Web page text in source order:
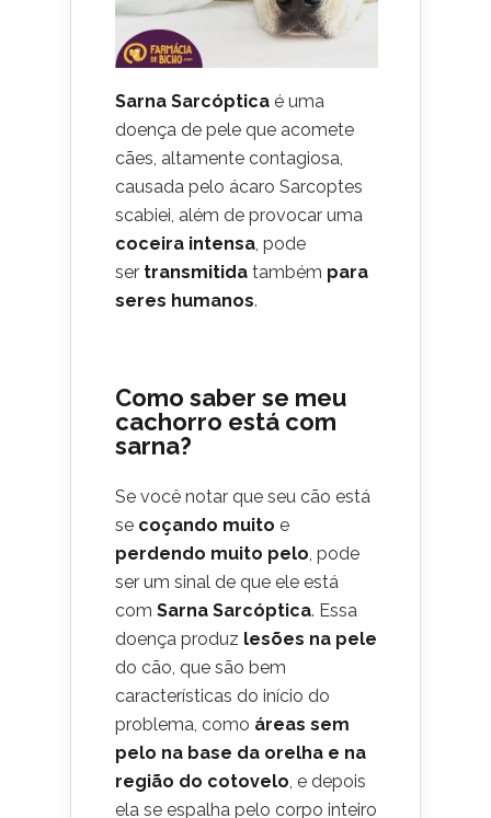
Sarna Sarcóptica é uma
doença de pele que acomete
cães, altamente contagiosa,
causada pelo ácaro Sarcoptes
scabiei, além de provocar uma
coceira intensa, pode
ser transmitida também para
seres humanos.
Como saber se meu
cachorro está com
sarna?
Se você notar que seu cão está
se coçando muito e
perdendo muito pelo, pode
ser um sinal de que ele está
com Sarna Sarcóptica. Essa
doença produz lesões na pele
do cão, que são bem
características do início do
problema, como áreas sem
pelo na base da orelha e na
região do cotovelo, e depois
ela se espalha pelo corpo inteiro